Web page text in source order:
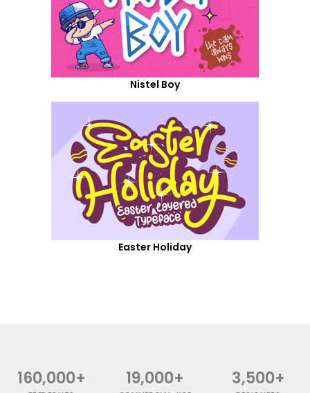
Nistel Boy
Easter Holiday
160,000+ 19,000+ 3,500+